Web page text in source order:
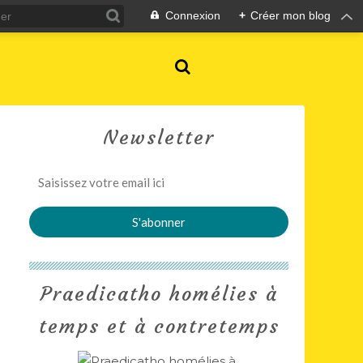
Connexion + Créer mon blog
Newsletter
Praedicatho homélies à
temps et à contretemps